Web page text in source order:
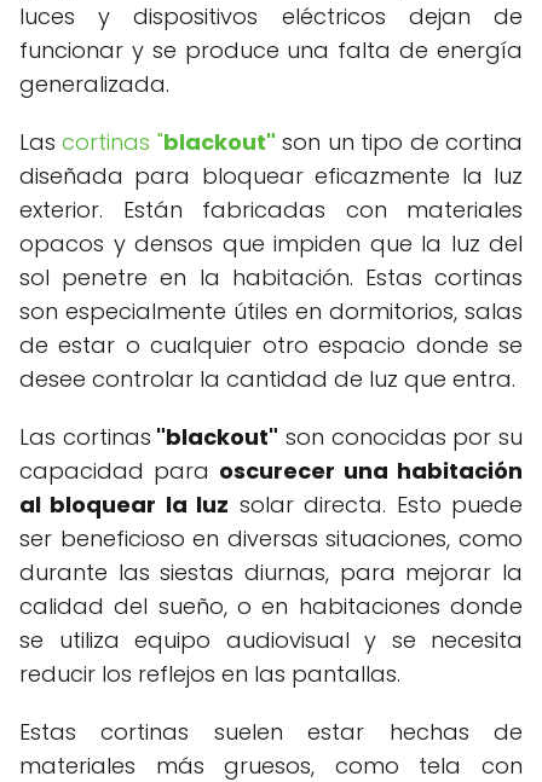
luces y dispositivos eléctricos dejan de
funcionar y se produce una falta de energía
generalizada.
Lascortinas "blackout" son un tipo de cortina
diseñada para bloquear eficazmente la luz
exterior. Están fabricadas con materiales
opacos y densos que impiden que la luz del
sol penetre en la habitación. Estas cortinas
son especialmente útiles en dormitorios, salas
de estar o cualquier otro espacio donde se
desee controlar la cantidad de luz que entra.
Las cortinas "blackout" son conocidas por su
capacidad para oscurecer una habitación
al bloquear la luz solar directa. Esto puede
ser beneficioso en diversas situaciones, como
durante las siestas diurnas, para mejorar la
calidad del sueño, o en habitaciones donde
se utiliza equipo audiovisual y se necesita
reducir los reflejos en las pantallas.
Estas cortinas suelen estar hechas de
materiales más gruesos, como tela con